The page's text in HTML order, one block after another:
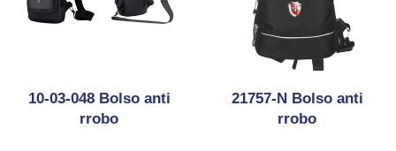
10-03-048 Bolso anti
rrobo
21757-N Bolso anti
rrobo